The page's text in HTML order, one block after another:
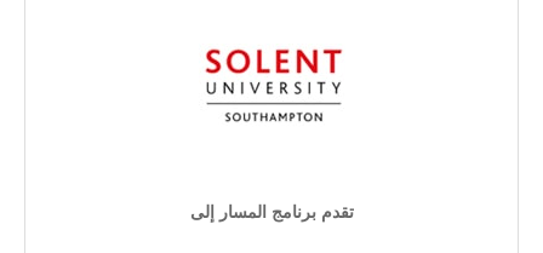
تقدم برنامج المسار إلى